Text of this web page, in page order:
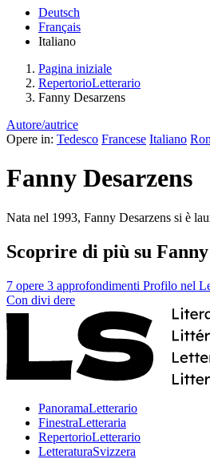
Deutsch
Français
Italiano
Pagina iniziale
RepertorioLetterario
Fanny Desarzens
Autore/autrice
Opere in: Tedesco Francese Italiano
Fanny Desarzens
Nata nel 1993, Fanny Desarzens si è
Scoprire di più su Fanny
7 opere 3 approfondimenti Profilo nel
Con divi dere
PanoramaLetterario
FinestraLetteraria
RepertorioLetterario
LetteraturaSvizzera